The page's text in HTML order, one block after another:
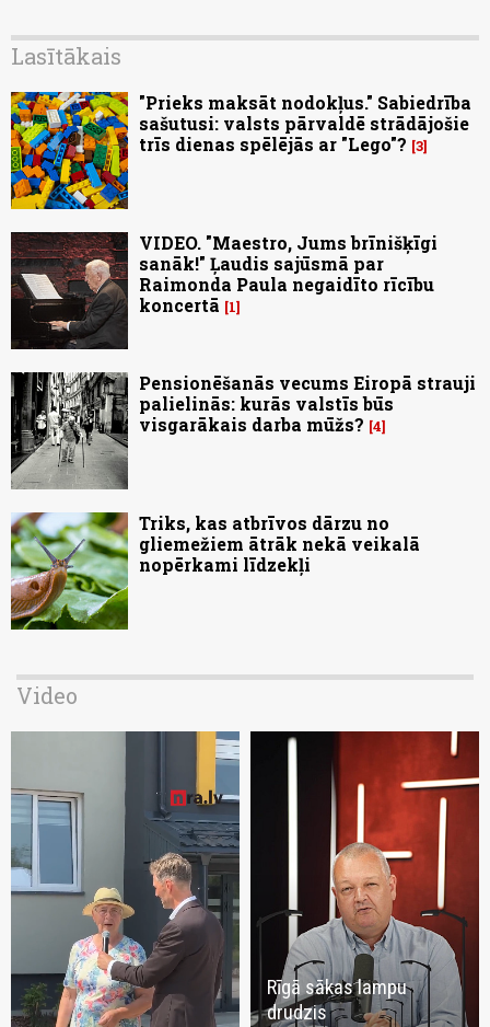
Lasītākais
"Prieks maksāt nodokļus." Sabiedrība
sašutusi: valsts pārvaldē strādājošie
trīs dienas spēlējās ar "Lego"? 3
VIDEO. "Maestro, Jums brīnišķīgi
sanāk!" Ļaudis sajūsmā par
Raimonda Paula negaidīto rīcību
koncertā
1
Pensionēšanās vecums Eiropā strauji
palielinās: kurās valstīs būs
visgarākais darba mūžs? 4
Triks, kas atbrīvos dārzu no
gliemežiem ātrāk nekā veikalā
nopērkami līdzekļi
Video
Rīgā sākas lampu
drudzis